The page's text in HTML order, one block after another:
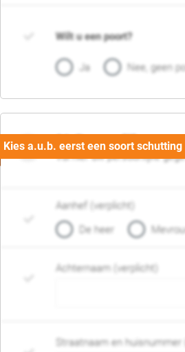
Wilt u een poort?
Ja Nee, geen
06. Persoonlijke
Vul hier uw persoonlijke
Aanhef (verplicht)
De heer
Achternaam (verplicht)
Straatnaam en huisnummer